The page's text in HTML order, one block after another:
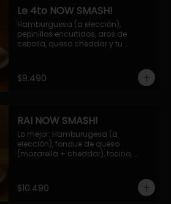
Le 4to NOW SMASH!
Hamburguesa (a elección),
pepinillos encurtidos, aros de
cebolla, queso cheddar y tu
$9.490
RAI NOW SMASH!
Lo mejor: Hamburugesa (a
elección), fondue de queso
(mozarella + cheddar), tocino,
NOW!
$10.490